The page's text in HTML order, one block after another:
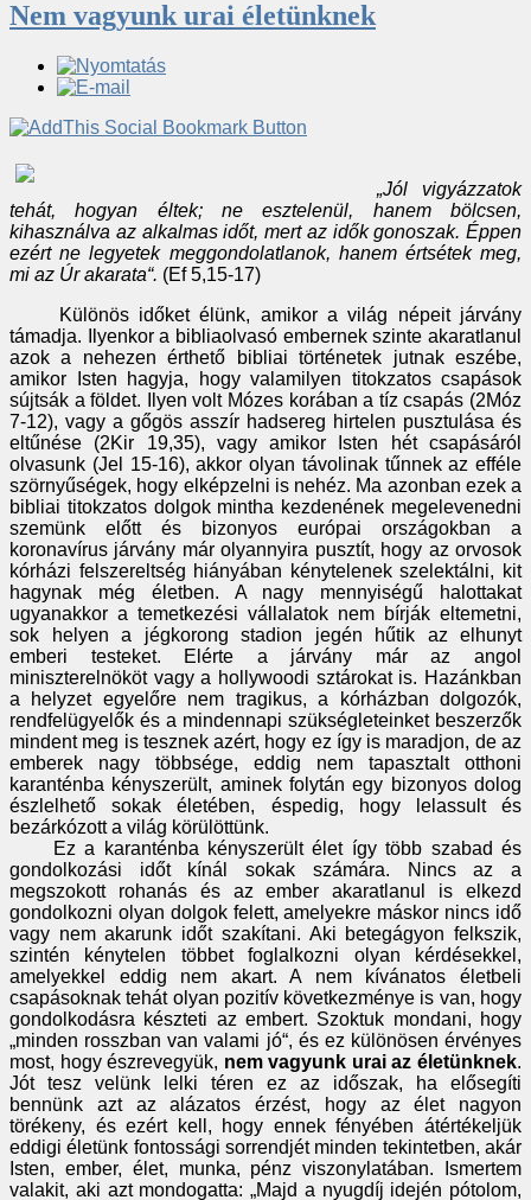
Nem vagyunk urai életünknek
„Jól vigyázzatok
tehát, hogyan éltek; ne esztelenül, hanem bölcsen,
kihasználva az alkalmas időt, mert az idők gonoszak. Éppen
ezért ne legyetek meggondolatlanok, hanem értsétek meg,
mi az Úr akarata“. (Ef 5,15-17)
Különös időket élünk, amikor a világ népeit járvány
támadja. Ilyenkor a bibliaolvasó embernek szinte akaratlanul
azok a nehezen érthető bibliai történetek jutnak eszébe,
amikor Isten hagyja, hogy valamilyen titokzatos csapások
sújtsák a földet. Ilyen volt Mózes korában a tíz csapás (2Móz
7-12), vagy a gőgös asszír hadsereg hirtelen pusztulása és
eltűnése (2Kir 19,35), vagy amikor Isten hét csapásáról
olvasunk (Jel 15-16), akkor olyan távolinak tűnnek az efféle
szörnyűségek, hogy elképzelni is nehéz. Ma azonban ezek a
bibliai titokzatos dolgok mintha kezdenének megelevenedni
szemünk előtt és bizonyos európai országokban a
koronavírus járvány már olyannyira pusztít, hogy az orvosok
kórházi felszereltség hiányában kénytelenek szelektálni, kit
hagynak még életben. A nagy mennyiségű halottakat
ugyanakkor a temetkezési vállalatok nem bírják eltemetni,
sok helyen a jégkorong stadion jegén hűtik az elhunyt
emberi testeket. Elérte a járvány már az angol
miniszterelnököt vagy a hollywoodi sztárokat is. Hazánkban
a helyzet egyelőre nem tragikus, a kórházban dolgozók,
rendfelügyelők és a mindennapi szükségleteinket beszerzők
mindent meg is tesznek azért, hogy ez így is maradjon, de az
emberek nagy többsége, eddig nem tapasztalt otthoni
karanténba kényszerült, aminek folytán egy bizonyos dolog
észlelhető sokak életében, éspedig, hogy lelassult és
bezárkózott a világ körülöttünk.
Ez a karanténba kényszerült élet így több szabad és
gondolkozási időt kínál sokak számára. Nincs az a
megszokott rohanás és az ember akaratlanul is elkezd
gondolkozni olyan dolgok felett, amelyekre máskor nincs idő
vagy nem akarunk időt szakítani. Aki betegágyon felkszik,
szintén kénytelen többet foglalkozni olyan kérdésekkel,
amelyekkel eddig nem akart. A nem kívánatos életbeli
csapásoknak tehát olyan pozitív következménye is van, hogy
gondolkodásra készteti az embert. Szoktuk mondani, hogy
„minden rosszban van valami jó“, és ez különösen érvényes
most, hogy észrevegyük, nem vagyunk urai az életünknek.
Jót tesz velünk lelki téren ez az időszak, ha elősegíti
bennünk azt az alázatos érzést, hogy az élet nagyon
törékeny, és ezért kell, hogy ennek fényében átértékeljük
eddigi életünk fontossági sorrendjét minden tekintetben, akár
Isten, ember, élet, munka, pénz viszonylatában. Ismertem
valakit, aki azt mondogatta: „Majd a nyugdíj idején pótolom,